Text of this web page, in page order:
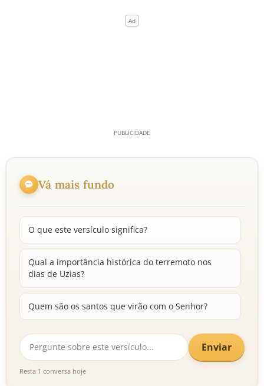
Vá mais fundo
O que este versículo significa?
Qual a importância histórica do terremoto nos
dias de Uzias?
Quem são os santos que virão com o Senhor?
Enviar
Resta 1 conversa hoje